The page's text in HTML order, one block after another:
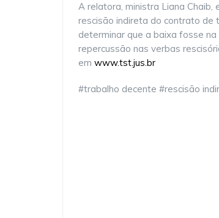
A relatora, ministra Liana Chaib,
rescisão indireta do contrato de
determinar que a baixa fosse
repercussão nas verbas
em www.tst.jus.br
#trabalho decente #rescisão